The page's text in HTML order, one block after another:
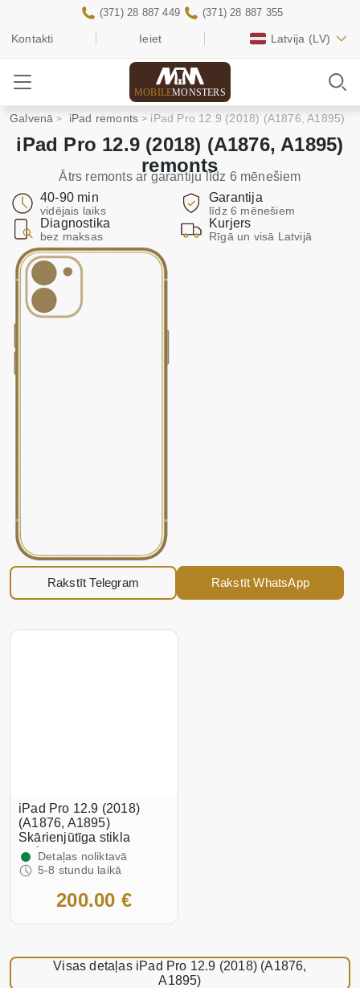
Kontakti Ieiet Latvija (LV)
(371) 28 887 449 (371) 28 887 355
MOBILEMONSTERS
Galvenā iPad remonts iPad Pro 12.9 (2018) (A1876, A1895)
iPad Pro 12.9 (2018) (A1876, A1895)
remonts
Ātrs remonts ar garantiju līdz 6 mēnešiem
40-90 min
vidējais laiks
Garantija
līdz 6 mēnešiem
Diagnostika
bez maksas
Kurjers
Rīgā un visā Latvijā
Rakstīt Telegram Rakstīt WhatsApp
iPad Pro 12.9 (2018)
(A1876, A1895)
Skārienjūtīga stikla
maiņaDetaļas noliktavā
5-8 stundu laikā
200.00 €
Visas detaļas iPad Pro 12.9 (2018) (A1876,
A1895)